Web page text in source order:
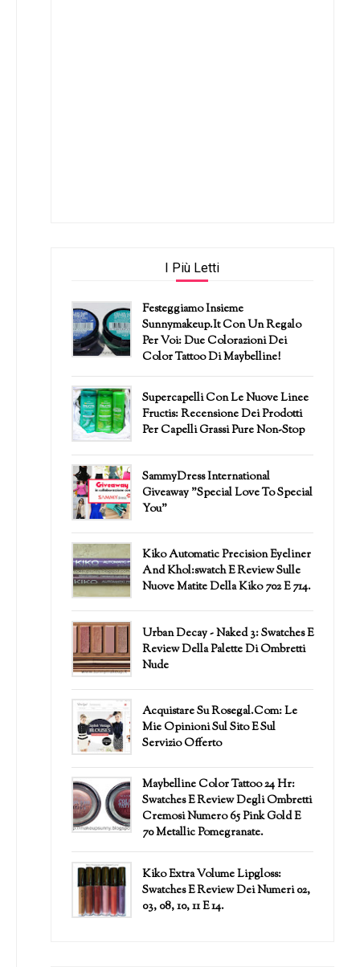
I Più Letti
Festeggiamo Insieme
Sunnymakeup.it Con Un Regalo
Per Voi: Due Colorazioni Dei
Color Tattoo Di Maybelline!
Supercapelli Con Le Nuove Linee
Fructis: Recensione Dei Prodotti
Per Capelli Grassi Pure Non-Stop
SammyDress International
Giveaway "Special Love To Special
You"
Kiko Automatic Precision Eyeliner
And Khol:swatch E Review Sulle
Nuove Matite Della Kiko 702 E 714.
Urban Decay - Naked 3: Swatches E
Review Della Palette Di Ombretti
Nude
Acquistare Su Rosegal.com: Le
Mie Opinioni Sul Sito E Sul
Servizio Offerto
Maybelline Color Tattoo 24 Hr:
Swatches E Review Degli Ombretti
Cremosi Numero 65 Pink Gold E
70 Metallic Pomegranate.
Kiko Extra Volume Lipgloss:
Swatches E Review Dei Numeri 02,
03, 08, 10, 11 E 14.